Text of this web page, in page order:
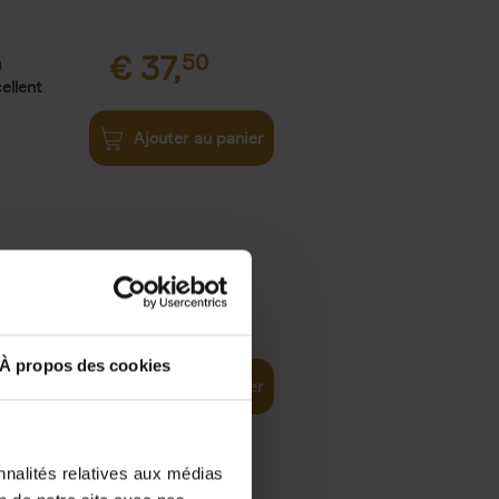
À propos des cookies
relatives aux médias
€ 37,50
Ajouter au panier
world 29,99
Ajouter au panier